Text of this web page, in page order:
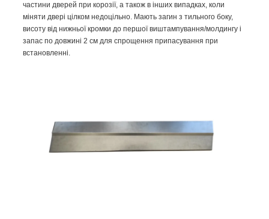
частини дверей при корозії, а також в інших випадках, коли
міняти двері цілком недоцільно. Мають загин з тильного боку,
висоту від нижньої кромки до першої виштампування/молдингу і
запас по довжині 2 см для спрощення припасування при
встановленні.